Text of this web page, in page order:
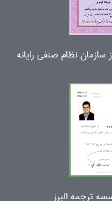
نظام صنفی رایانه
ترجمه البرز